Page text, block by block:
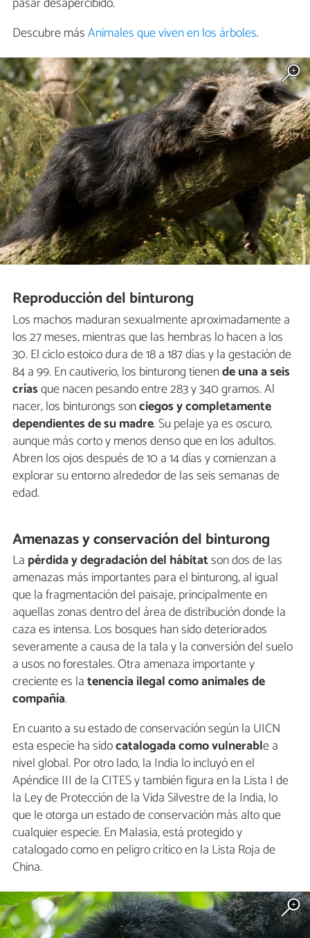
Descubre másAnimales que viven en los árboles.
Reproducción del binturong
Los machos maduran sexualmente aproximadamente a
los 27 meses, mientras que las hembras lo hacen a los
30. El ciclo estoico dura de 18 a 187 días y la gestación de
84 a 99. En cautiverio, los binturong tienende una a seis
críasque nacen pesando entre 283 y 340 gramos. Al
nacer, los binturongs sonciegos y completamente
dependientes de su madre. Su pelaje ya es oscuro,
aunque más corto y menos denso que en los adultos.
Abren los ojos después de 10 a 14 días y comienzan a
explorar su entorno alrededor de las seis semanas de
edad.
Amenazas y conservación del binturong
La pérdida y degradación del hábitatson dos de las
amenazas más importantes para el binturong, al igual
que la fragmentación del paisaje, principalmente en
aquellas zonas dentro del área de distribución donde la
caza es intensa. Los bosques han sido deteriorados
severamente a causa de la tala y la conversión del suelo
a usos no forestales. Otra amenaza importante y
creciente es latenencia ilegal como animales de
compañía.
En cuanto a su estado de conservación según la UICN
esta especie ha sidocatalogada como vulnerable a
nivel global. Por otro lado, la India lo incluyó en el
Apéndice III de la CITES y también figura en la Lista I de
la Ley de Protección de la Vida Silvestre de la India, lo
que le otorga un estado de conservación más alto que
cualquier especie. En Malasia, está protegido y
catalogado como en peligro crítico en la Lista Roja de
China.